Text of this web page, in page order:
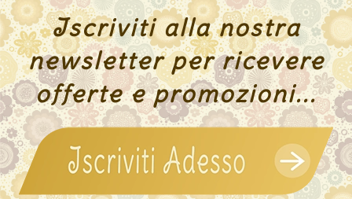
Iscriviti alla nostra
newsletter per ricevere
offerte e promozioni...